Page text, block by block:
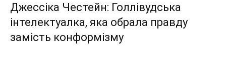
Джессіка Честейн: Голлівудська
інтелектуалка, яка обрала правду
замість конформізму